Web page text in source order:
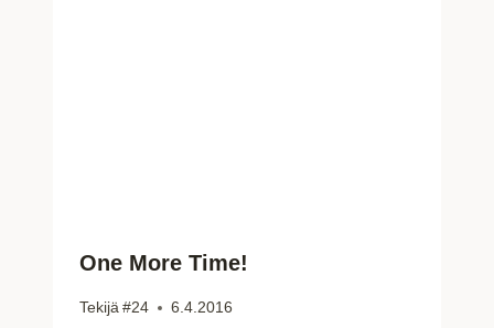
One More Time!
Tekijä #24 6.4.2016